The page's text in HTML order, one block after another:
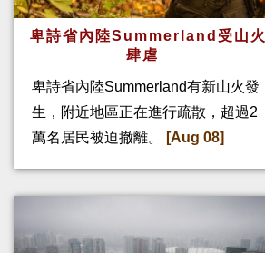
卑詩省內陸Summerland受山火
肆虐
卑詩省內陸Summerland有新山火發
生，附近地區正在進行疏散，超過2
萬名居民被迫撤離。
[Aug 08]